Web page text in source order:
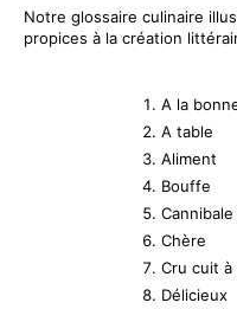
Notre glossaire culinaire
propices à la création
A la
A table
Aliment
Bouffe
Cannibale
Chère
Cru cuit à
Délicieux